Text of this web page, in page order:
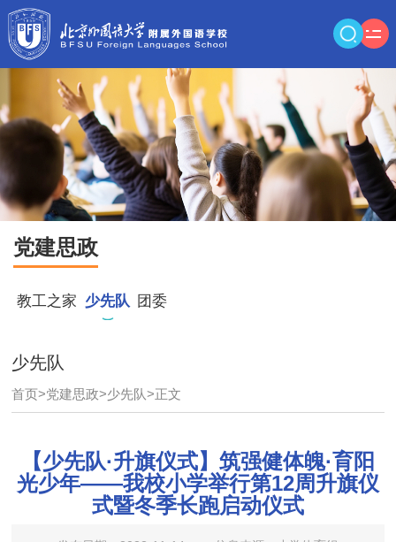
党建思政
教工之家 少先队 团委
少先队
首页>党建思政>少先队>正文
【少先队·升旗仪式】筑强健体魄·育阳
光少年——我校小学举行第12周升旗仪
式暨冬季长跑启动仪式